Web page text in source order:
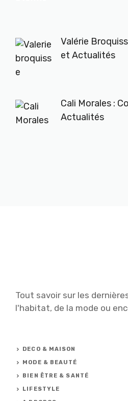
Valérie
et Actualités
Cali Morales :
Actualités
Tout savoir sur les
l'habitat, de la mode ou
DECO & MAISON
MODE & BEAUTÉ
BIEN ÊTRE & SANTÉ
LIFESTYLE